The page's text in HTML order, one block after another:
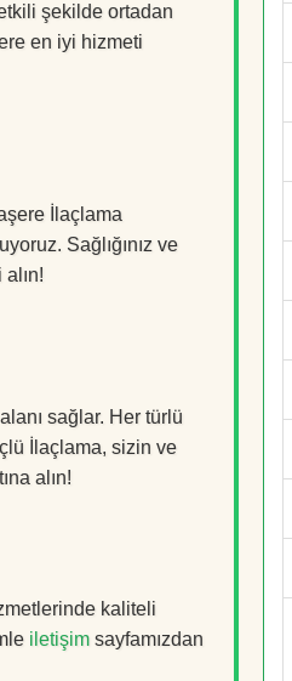
şekilde ortadan
en iyi hizmeti
İlaçlama
Sağlığınız ve
sağlar. Her türlü
İlaçlama, sizin ve
alın!
kaliteli
iletişim sayfamızdan